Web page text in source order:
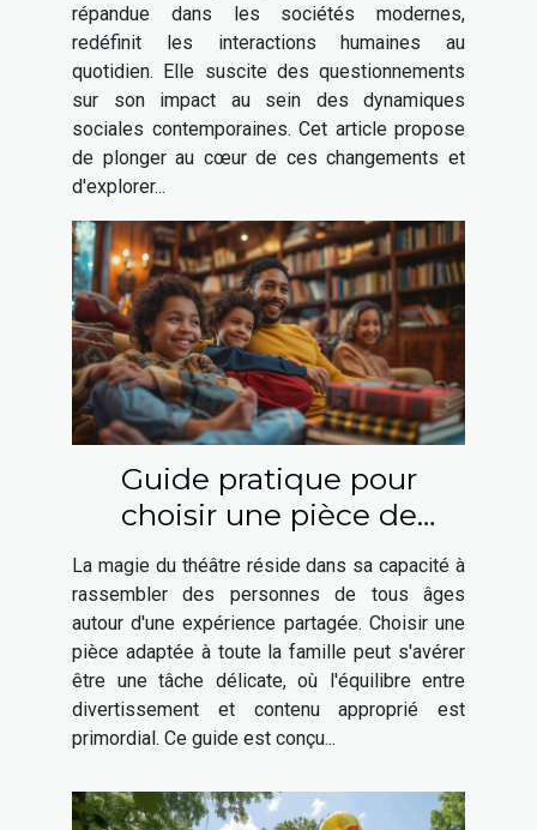
répandue dans les sociétés modernes,
redéfinit les interactions humaines au
quotidien. Elle suscite des questionnements
sur son impact au sein des dynamiques
sociales contemporaines. Cet article propose
de plonger au cœur de ces changements et
d'explorer...
Guide pratique pour
choisir une pièce de
théâtre adaptée à toute la
famille
La magie du théâtre réside dans sa capacité à
rassembler des personnes de tous âges
autour d'une expérience partagée. Choisir une
pièce adaptée à toute la famille peut s'avérer
être une tâche délicate, où l'équilibre entre
divertissement et contenu approprié est
primordial. Ce guide est conçu...